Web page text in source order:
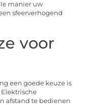
manier uw
sfeerverhogend
voor
een goede keuze is
afstand te bedienen